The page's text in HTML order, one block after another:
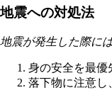
地震への対処法
地震が発生した際に
身の安全を最優
落下物に注意し